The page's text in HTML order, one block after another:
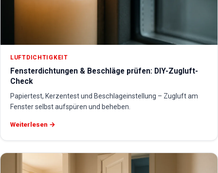
LUFTDICHTIGKEIT
Fensterdichtungen & Beschläge prüfen: DIY-Zugluft-
Check
Papiertest, Kerzentest und Beschlageinstellung – Zugluft am
Fenster selbst aufspüren und beheben.
Weiterlesen →